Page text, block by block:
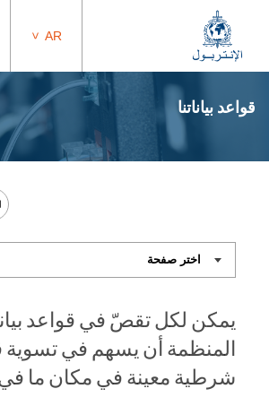
AR
قواعد بياناتنا
يمكن لكل تقصّ في قواعد
المنظمة أن يسهم في
شرطية معينة في مكان ما في